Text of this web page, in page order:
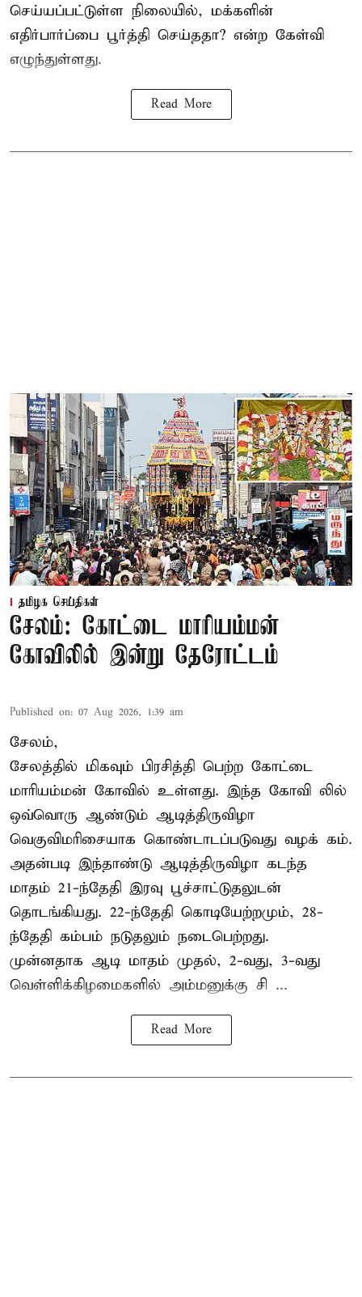
செய்யப்பட்டுள்ள நிலையில், மக்களின்
எதிர்பார்ப்பை பூர்த்தி செய்ததா? என்ற கேள்வி
எழுந்துள்ளது.
Read More
தமிழக செய்திகள்
சேலம்: கோட்டை மாரியம்மன்
கோவிலில் இன்று தேரோட்டம்
Published on: 07 Aug 2026, 1:39 am
சேலம்,
சேலத்தில் மிகவும் பிரசித்தி பெற்ற கோட்டை
மாரியம்மன் கோவில் உள்ளது. இந்த கோவி லில்
ஒவ்வொரு ஆண்டும் ஆடித்திருவிழா
வெகுவிமரிசையாக கொண்டாடப்படுவது வழக் கம்.
அதன்படி இந்தாண்டு ஆடித்திருவிழா கடந்த
மாதம் 21-ந்தேதி இரவு பூச்சாட்டுதலுடன்
தொடங்கியது. 22-ந்தேதி கொடியேற்றமும், 28-
ந்தேதி கம்பம் நடுதலும் நடைபெற்றது.
முன்னதாக ஆடி மாதம் முதல், 2-வது, 3-வது
வெள்ளிக்கிழமைகளில் அம்மனுக்கு சி ...
Read More